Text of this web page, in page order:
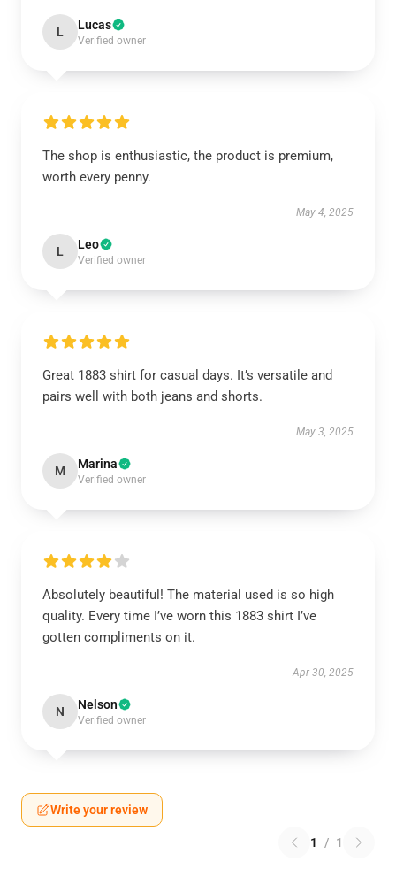
L Lucas
Verified owner
The shop is enthusiastic, the product is premium,
worth every penny.
May 4, 2025
L Leo
Verified owner
Great 1883 shirt for casual days. It’s versatile and
pairs well with both jeans and shorts.
May 3, 2025
M Marina
Verified owner
Absolutely beautiful! The material used is so high
quality. Every time I’ve worn this 1883 shirt I’ve
gotten compliments on it.
Apr 30, 2025
N Nelson
Verified owner
Write your review
1 / 1